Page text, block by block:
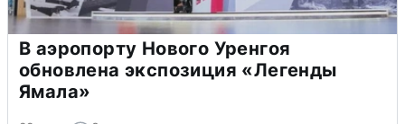
В аэропорту Нового Уренгоя
обновлена экспозиция «Легенды
Ямала»